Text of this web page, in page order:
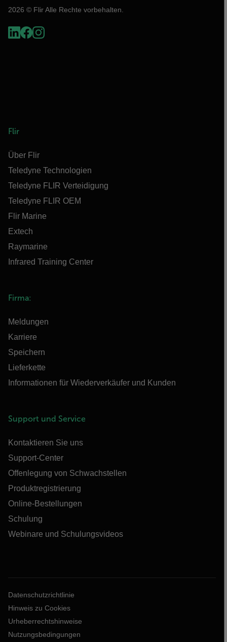
2026 © Flir Alle Rechte vorbehalten.
Flir
Über Flir
Teledyne Technologien
Teledyne FLIR Verteidigung
Teledyne FLIR OEM
Flir Marine
Extech
Raymarine
Infrared Training Center
Firma:
Meldungen
Karriere
Speichern
Lieferkette
Informationen für Wiederverkäufer und Kunden
Support und Service
Kontaktieren Sie uns
Support-Center
Offenlegung von Schwachstellen
Produktregistrierung
Online-Bestellungen
Schulung
Webinare und Schulungsvideos
Datenschutzrichtlinie
Hinweis zu Cookies
Urheberrechtshinweise
Nutzungsbedingungen